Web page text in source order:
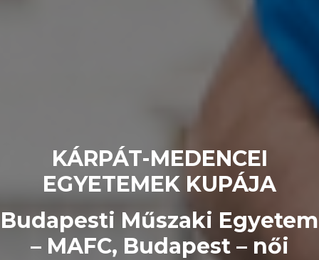
KÁRPÁT-MEDENCEI
EGYETEMEK KUPÁJA
Budapesti Műszaki Egyetem
– MAFC, Budapest – női